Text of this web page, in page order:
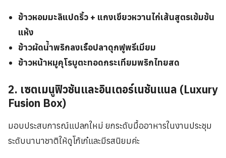
ข้าวหอมมะลิแปดริ้ว + แกงเขียวหวานไก่เส้นสูตรเข้มข้น
แห้ง
ข้าวผัดน้ำพริกลงเรือปลาดุกฟูพรีเมียม
ข้าวหน้าหมูคุโรบูตะทอดกระเทียมพริกไทยสด
2. เซตเมนูฟิวชันและอินเตอร์เนชันแนล (Luxury
Fusion Box)
มอบประสบการณ์แปลกใหม่ ยกระดับมื้ออาหารในงานประชุม
ระดับนานาชาติให้ดูโก้เก๋และมีรสนิยมค่ะ